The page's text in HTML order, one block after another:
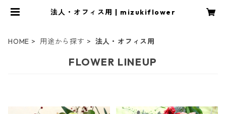
法人・オフィス用 | mizukiflower
HOME 用途から探す 法人・オフィス用
FLOWER LINEUP